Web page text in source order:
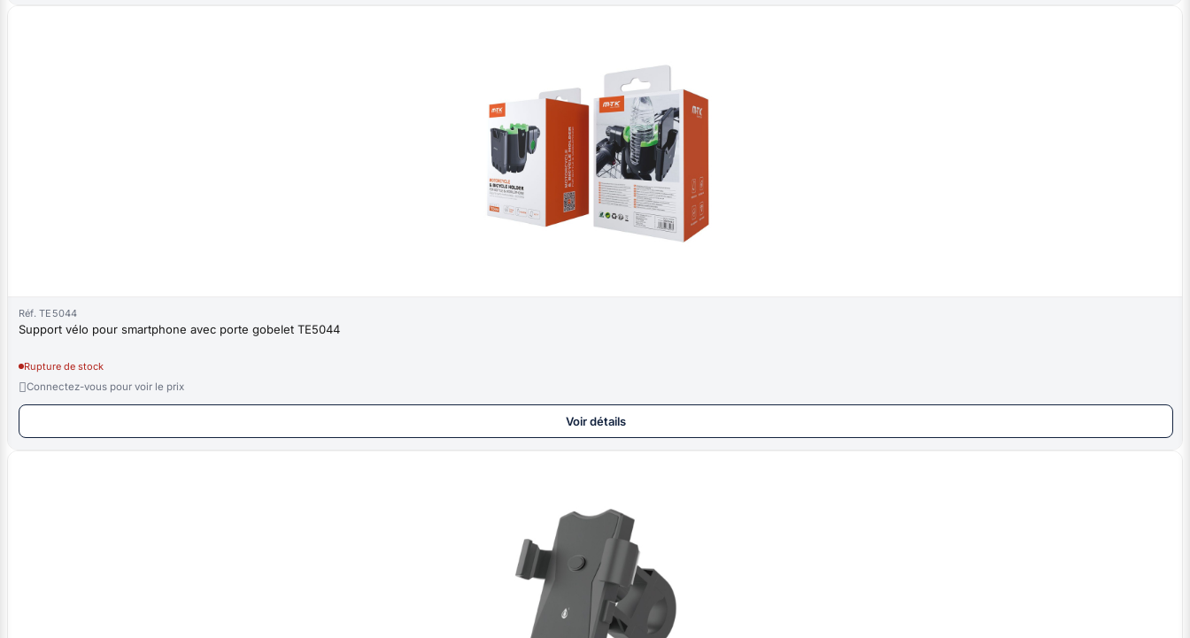
Réf. TE5044
Support vélo pour smartphone avec porte gobelet TE5044
Rupture de stock
Connectez-vous pour voir le prix
Voir détails